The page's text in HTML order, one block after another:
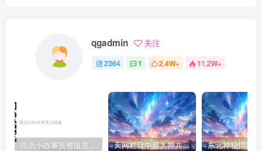
qgadmin 关注
2364 1 2.4W+ 11.2W+
雨后小故事完整版原片动态图（图+文字解说版） 天网栏目中最人神共愤的一期《消失的夫妻》